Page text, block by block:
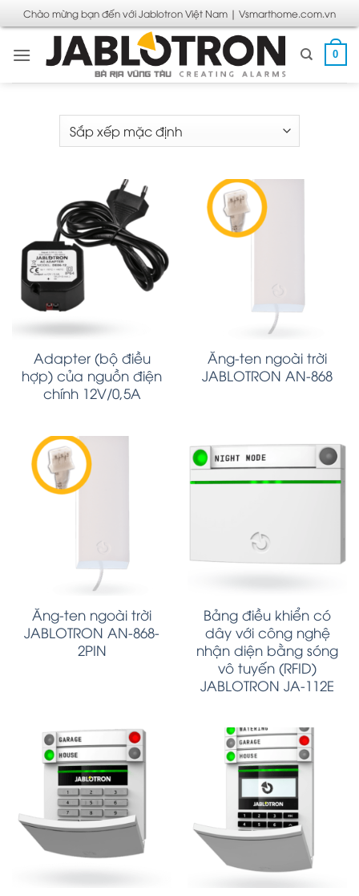
qua
nội
Chào mừng bạn đến với Jablotron Việt Nam | Vsmarthome.com.vn
0
Adapter (bộ điều
hợp) của nguồn điện
chính 12V/0,5A
Ăng-ten ngoài trời
JABLOTRON AN-868
Ăng-ten ngoài trời
JABLOTRON AN-868-
2PIN
Bảng điều khiển có
dây với công nghệ
nhận diện bằng sóng
vô tuyến (RFID)
JABLOTRON JA-112E